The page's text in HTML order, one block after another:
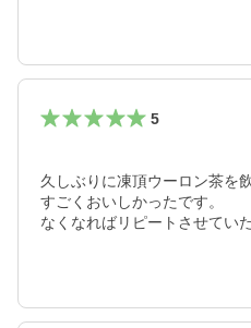
5
久しぶりに凍頂ウーロン茶を
すごくおいしかったです。
なくなればリピートさせてい